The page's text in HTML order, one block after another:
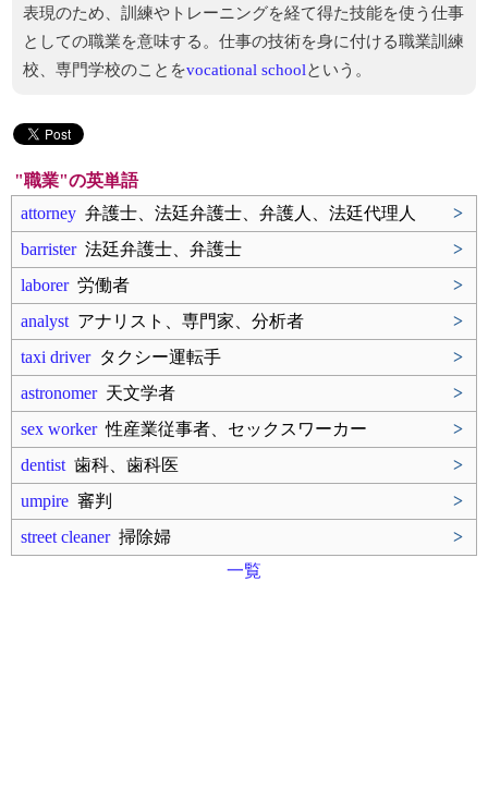
表現のため、訓練やトレーニングを経て得た技能を使う仕事
としての職業を意味する。仕事の技術を身に付ける職業訓練
校、専門学校のことをvocational schoolという。
"職業"の英単語
attorney 弁護士、法廷弁護士、弁護人、法廷代理人
>
barrister法廷弁護士、弁護士
>
laborer労働者
>
analyst アナリスト、専門家、分析者
>
taxi driverタクシー運転手
>
astronomer天文学者
>
sex worker性産業従事者、セックスワーカー
>
dentist 歯科、歯科医
>
umpire 審判
>
street cleaner掃除婦
>
一覧